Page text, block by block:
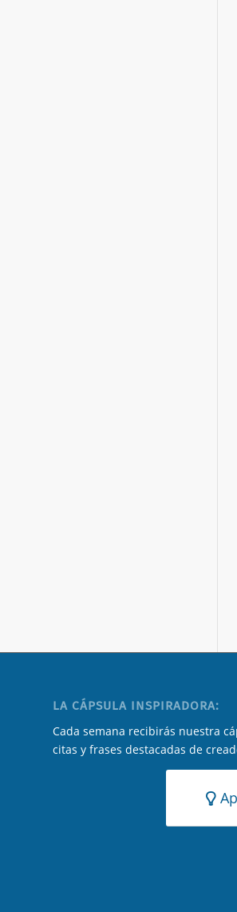
LA CÁPSULA INSPIRADORA:
Cada semana recibirás nuestra
citas y frases destacadas de